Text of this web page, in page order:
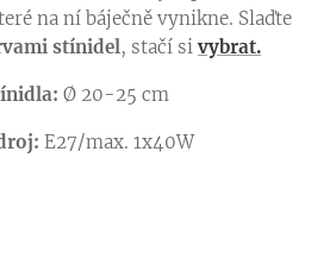
na ní báječně vynikne. Slaďte
stínidel, stačí si vybrat.
Ø 20-25 cm
E27/max. 1x40W